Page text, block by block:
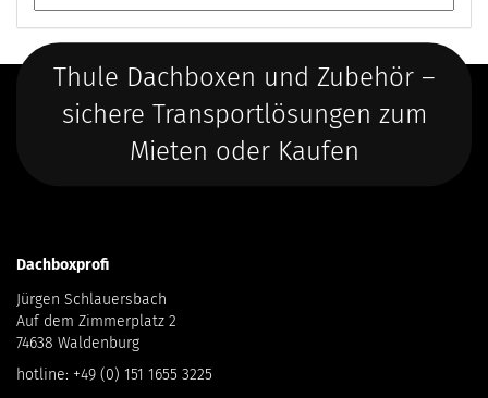
Thule Dachboxen und Zubehör –
sichere Transportlösungen zum
Mieten oder Kaufen
Dachboxprofi
Jürgen Schlauersbach
Auf dem Zimmerplatz 2
74638 Waldenburg
hotline: +49 (0) 151 1655 3225